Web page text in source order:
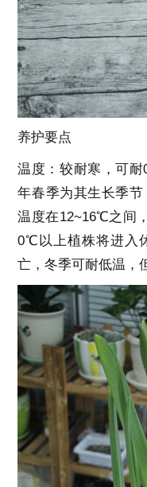
养护要点
温度：较耐寒，可
年春季为其生长季
温度在12~16℃之间
0℃以上植株将进入
亡，冬季可耐低温，